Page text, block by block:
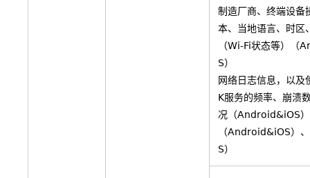
制造厂商、终端设备
本、当地语言、时区
（Wi-Fi状态等）（
S）
网络日志信息，以及
K服务的频率、崩溃
况（Android&iOS）
（Android&iOS）
S）